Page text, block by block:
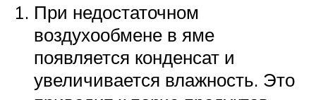
При недостаточном
воздухообмене в яме
появляется конденсат и
увеличивается влажность. Это